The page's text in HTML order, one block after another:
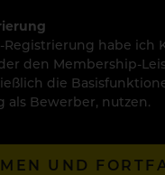
habe ich
den Membership-
die
als Bewerber, nutzen.
UND